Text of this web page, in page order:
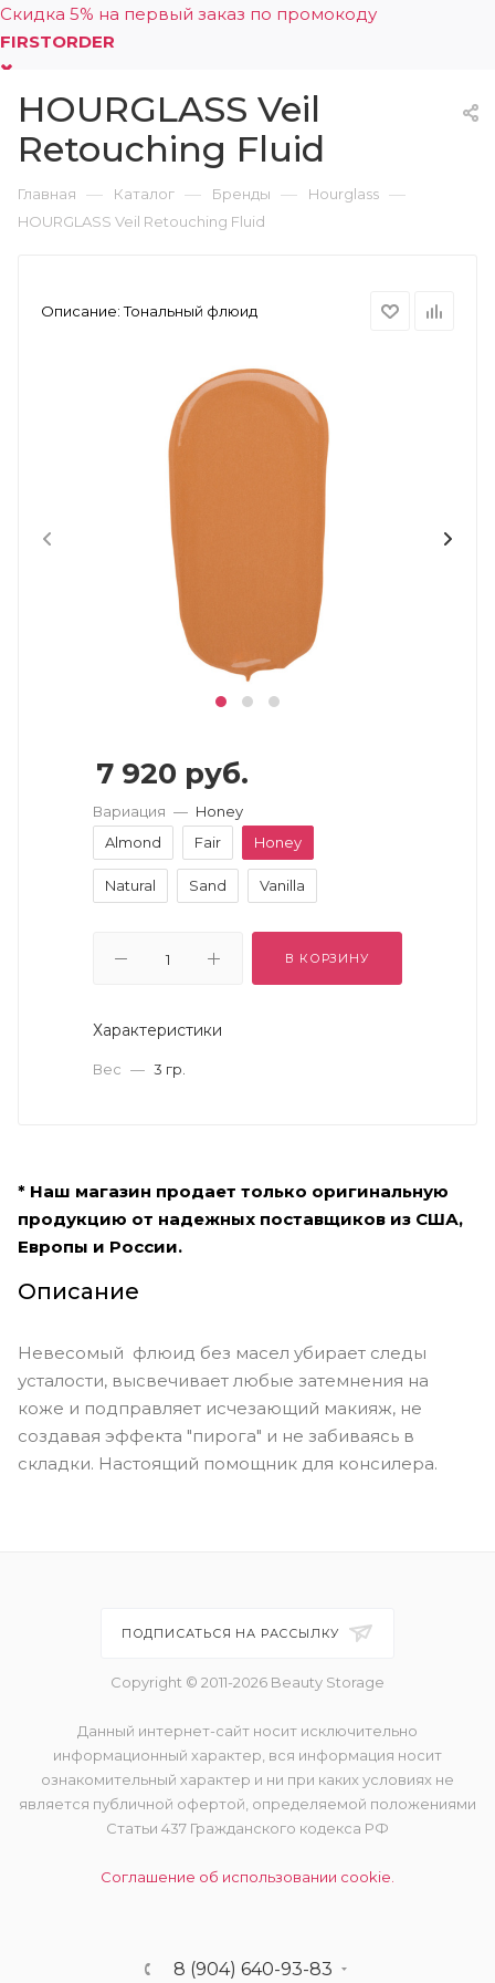
Скидка 5% на первый заказ по промокоду
FIRSTORDER
0
HOURGLASS Veil
Retouching Fluid
Главная — Каталог — Бренды — Hourglass —
HOURGLASS Veil Retouching Fluid
Описание:Тональный флюид
7 920 руб.
Вариация — Honey
Almond
Fair Honey
Natural Sand Vanilla
В КОРЗИНУ
Характеристики
Вес — 3 гр.
* Наш магазин продает только оригинальную
продукцию от надежных поставщиков из США,
Европы и России.
Описание
Невесомый флюид без масел убирает следы
усталости, высвечивает любые затемнения на
коже и подправляет исчезающий макияж, не
создавая эффекта "пирога" и не забиваясь в
складки. Настоящий помощник для консилера.
ПОДПИСАТЬСЯ НА РАССЫЛКУ
Copyright © 2011-2026 Beauty Storage
Данный интернет-сайт носит исключительно
информационный характер, вся информация носит
ознакомительный характер и ни при каких условиях не
является публичной офертой, определяемой положениями
Статьи 437 Гражданского кодекса РФ
Соглашение об использовании cookie.
8 (904) 640-93-83